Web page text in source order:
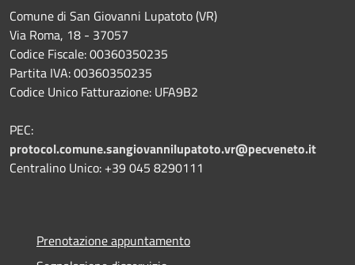
Comune di San Giovanni Lupatoto (VR)
Via Roma, 18 - 37057
Codice Fiscale: 00360350235
Partita IVA: 00360350235
Codice Unico Fatturazione: UFA9B2
PEC:
protocol.comune.sangiovannilupatoto.vr@pecveneto.it
Centralino Unico: +39 045 8290111
Prenotazione appuntamento